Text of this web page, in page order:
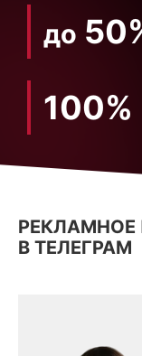
до
100%
В ТЕЛЕГРАМ